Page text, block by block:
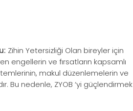
Zihin Yetersizliği Olan bireyler için
engellerin ve fırsatların kapsamlı
makul düzenlemelerin ve
Bu nedenle, ZYOB ‘yi güçlendirmek